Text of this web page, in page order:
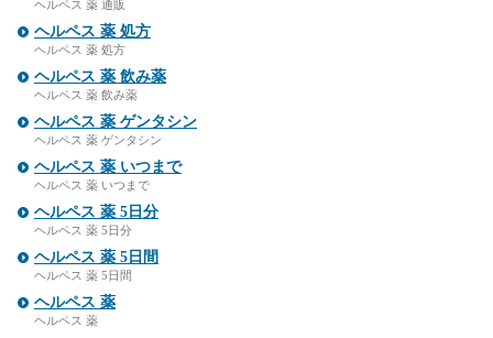
ヘルペス 薬 通販
ヘルペス 薬 処方
ヘルペス 薬 処方
ヘルペス 薬 飲み薬
ヘルペス 薬 飲み薬
ヘルペス 薬 ゲンタシン
ヘルペス 薬 ゲンタシン
ヘルペス 薬 いつまで
ヘルペス 薬 いつまで
ヘルペス 薬 5日分
ヘルペス 薬 5日分
ヘルペス 薬 5日間
ヘルペス 薬 5日間
ヘルペス 薬
ヘルペス 薬